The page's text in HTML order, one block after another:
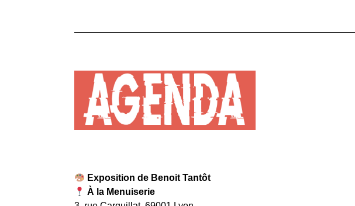
Exposition de Benoit Tantôt
À la Menuiserie